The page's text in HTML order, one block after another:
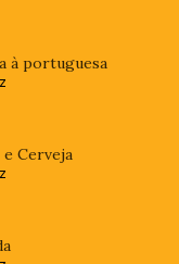
à portuguesa
Cerveja